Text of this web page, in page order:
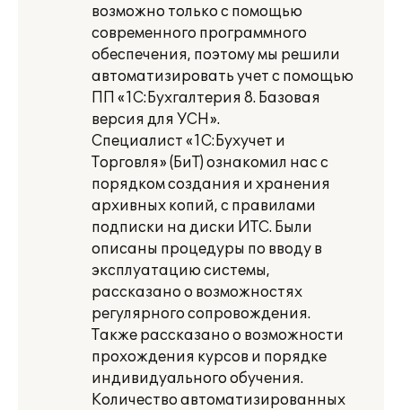
возможно только с помощью
современного программного
обеспечения, поэтому мы решили
автоматизировать учет с помощью
ПП «1С:Бухгалтерия 8. Базовая
версия для УСН».
Специалист «1С:Бухучет и
Торговля» (БиТ) ознакомил нас с
порядком создания и хранения
архивных копий, с правилами
подписки на диски ИТС. Были
описаны процедуры по вводу в
эксплуатацию системы,
рассказано о возможностях
регулярного сопровождения.
Также рассказано о возможности
прохождения курсов и порядке
индивидуального обучения.
Количество автоматизированных